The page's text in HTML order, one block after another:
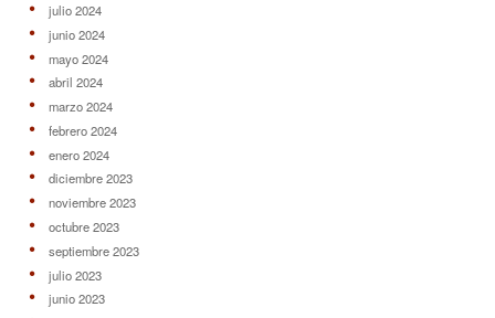
julio 2024
junio 2024
mayo 2024
abril 2024
marzo 2024
febrero 2024
enero 2024
diciembre 2023
noviembre 2023
octubre 2023
septiembre 2023
julio 2023
junio 2023